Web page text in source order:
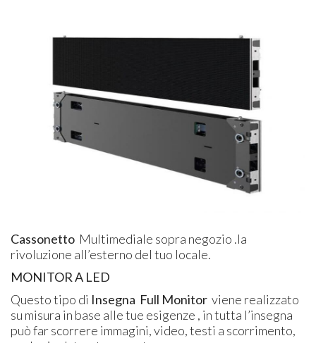
Cassonetto Multimediale sopra negozio .la
rivoluzione all’esterno del tuo locale.
MONITOR A LED
Questo tipo di Insegna Full Monitorviene realizzato
su misura in base alle tue esigenze , in tutta l’insegna
può far scorrere immagini, video, testi a scorrimento,